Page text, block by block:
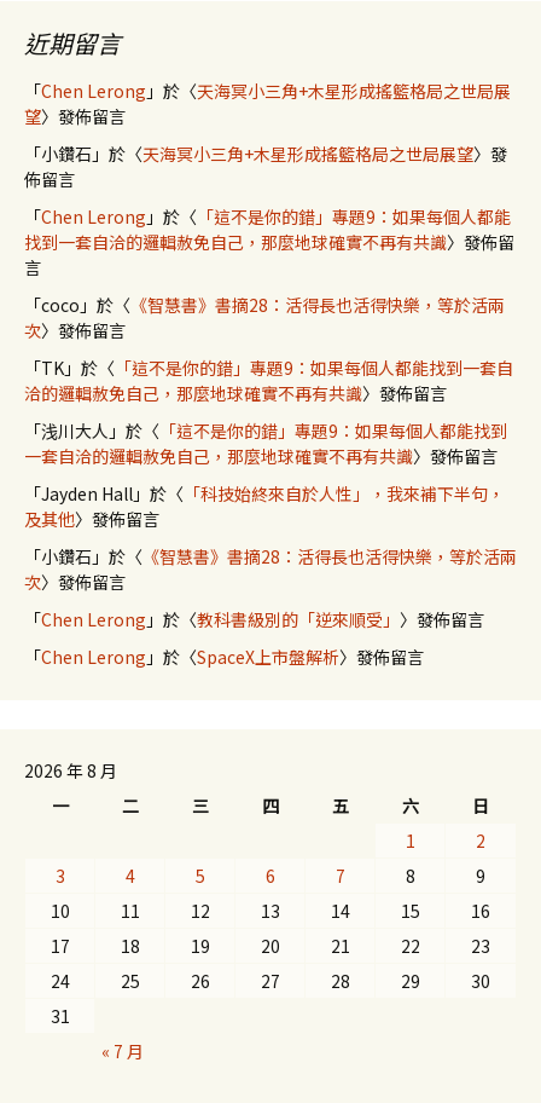
近期留言
「Chen Lerong 」於〈天海冥小三角+木星形成搖籃格局之世局展
望〉發佈留言
「小鑽石 」於〈天海冥小三角+木星形成搖籃格局之世局展望〉發
佈留言
「Chen Lerong 」於〈 「這不是你的錯」專題9：如果每個人都能
找到一套自洽的邏輯赦免自己，那麼地球確實不再有共識〉發佈留
言
「coco 」於〈 《智慧書》書摘28：活得長也活得快樂，等於活兩
次〉發佈留言
「TK 」於〈 「這不是你的錯」專題9：如果每個人都能找到一套自
洽的邏輯赦免自己，那麼地球確實不再有共識〉發佈留言
「浅川大人 」於〈 「這不是你的錯」專題9：如果每個人都能找到
一套自洽的邏輯赦免自己，那麼地球確實不再有共識〉發佈留言
「Jayden Hall 」於〈 「科技始終來自於人性」，我來補下半句，
及其他〉發佈留言
「小鑽石 」於〈 《智慧書》書摘28：活得長也活得快樂，等於活兩
次〉發佈留言
「Chen Lerong 」於〈教科書級別的「逆來順受」 〉發佈留言
「Chen Lerong 」於〈SpaceX上市盤解析〉發佈留言
2026 年 8 月
一
二 三 四 五 六
日
1
2
3
4 5 6 7 8
9
10
11 12 13 14 15
16
17
18 19 20 21 22
23
24
25 26 27 28 29
30
31
« 7 月